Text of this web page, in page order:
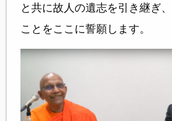
と共に故人の遺志を引き継ぎ
ことをここに誓願します。